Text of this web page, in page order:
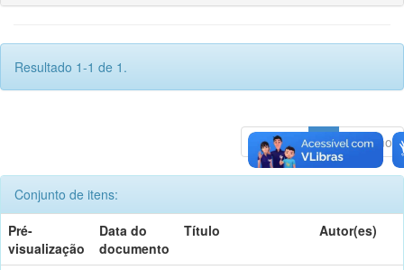
Resultado 1-1 de 1.
Anterior 1 Póximo
Conjunto de itens:
Pré-
visualização
Data do
documento
Título Autor(es)